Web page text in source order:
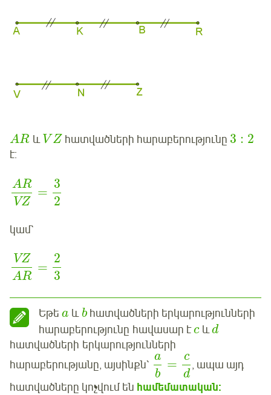
ARև V Z հատվածների հարաբերությունը 3 : 2
է:
AR
VZ
=
3
2
կամ՝
VZ
AR
=
2
3
Եթե aև b հատվածների երկարությունների
հարաբերությունը հավասար էc ևd
հատվածների երկարությունների
հարաբերությանը, այսինքն՝
a
b
=
c
d
, ապա այդ
հատվածները կոչվում են համեմատական: